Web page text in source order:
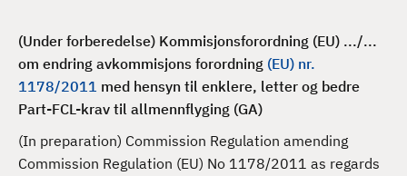
(Under forberedelse) Kommisjonsforordning (EU) .../...
om endring avkommisjons forordning (EU) nr.
1178/2011 med hensyn til enklere, letter og bedre
Part-FCL-krav til allmennflyging (GA)
(In preparation) Commission Regulation amending
Commission Regulation (EU) No 1178/2011 as regards